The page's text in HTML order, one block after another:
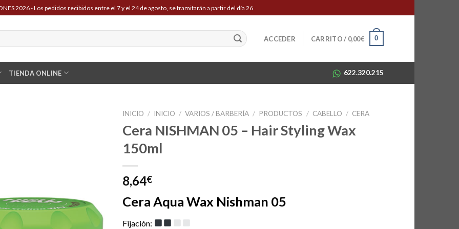
2026 - Los pedidos recibidos entre el 7 y el 24 de agosto, se tramitarán a partir del día 26
ACCEDER CARRITO / 0,00€ 0
TIENDA ONLINE 622.320.215
INICIO / INICIO / VARIOS / BARBERÍA / PRODUCTOS / CABELLO / CERA
Cera NISHMAN 05 – Hair Styling Wax
150ml
8,64€
Cera Aqua Wax Nishman 05
Fijación: